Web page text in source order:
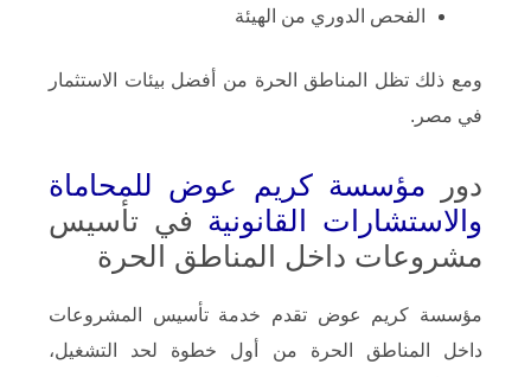
الفحص الدوري من الهيئة
ومع ذلك تظل المناطق الحرة من أفضل بيئات الاستثمار
في مصر.
دور مؤسسة كريم عوض للمحاماة
والاستشارات القانونية في تأسيس
مشروعات داخل المناطق الحرة
مؤسسة كريم عوض تقدم خدمة تأسيس المشروعات
داخل المناطق الحرة من أول خطوة لحد التشغيل،